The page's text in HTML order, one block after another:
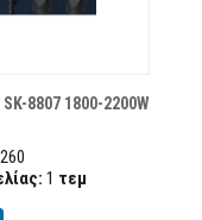
8807 1800-2200W
1 τεμ